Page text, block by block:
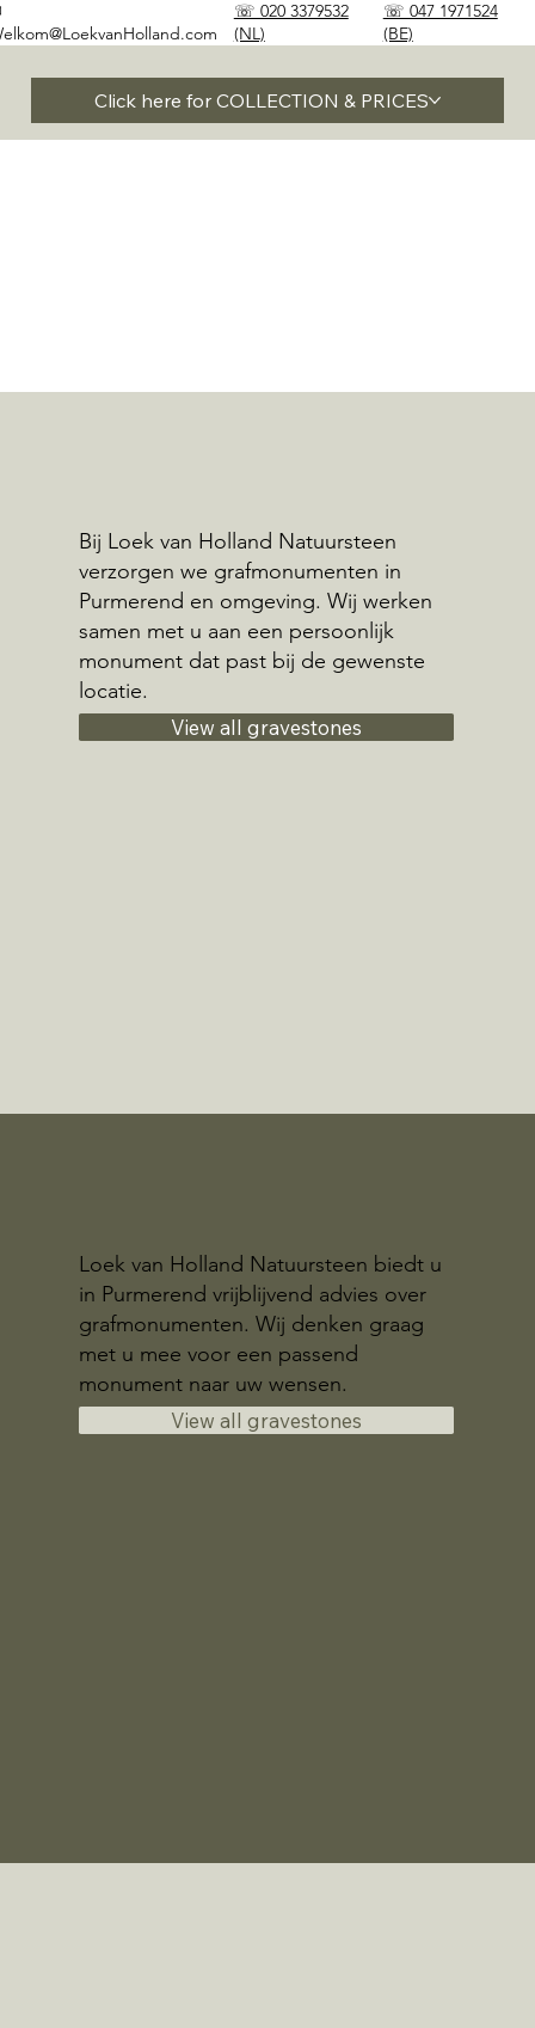
Click here for COLLECTION & PRICES
☏ 020 3379532
(NL)
☏ 047 1971524
(BE)
Bij Loek van Holland Natuursteen
verzorgen we grafmonumenten in
Purmerend en omgeving. Wij werken
samen met u aan een persoonlijk
monument dat past bij de gewenste
locatie.
View all gravestones
Loek van Holland Natuursteen biedt u
in Purmerend vrijblijvend advies over
grafmonumenten. Wij denken graag
met u mee voor een passend
monument naar uw wensen.
View all gravestones